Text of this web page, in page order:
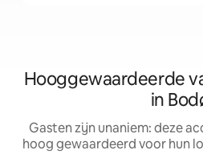
Hooggewaardeerde
in
Gasten zijn unaniem: deze
hoog gewaardeerd voor hun